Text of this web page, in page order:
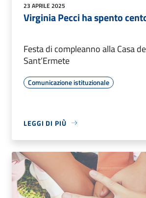
23 APRILE 2025
Virginia Pecci ha spento
Festa di compleanno alla Casa
Sant’Ermete
Comunicazione istituzionale
LEGGI DI PIÙ